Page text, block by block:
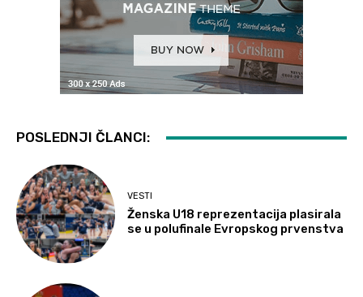
POSLEDNJI ČLANCI:
VESTI
Ženska U18 reprezentacija plasirala
se u polufinale Evropskog prvenstva